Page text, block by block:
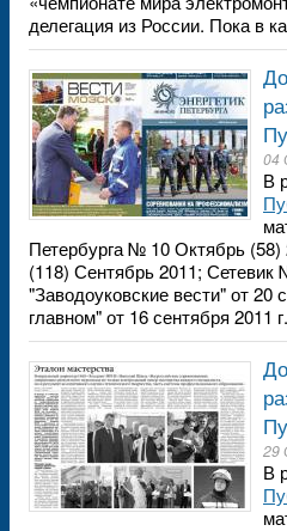
делегация из России. Пока в
04
В
Петербурга № 10 Октябрь
(118) Сентябрь 2011;
"Заводоуковские вести" от 20
главном" от 16 сентября 2011 г.
29
В